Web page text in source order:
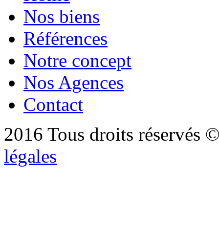
Nos biens
Références
Notre concept
Nos Agences
Contact
2016 Tous droits réservés
légales